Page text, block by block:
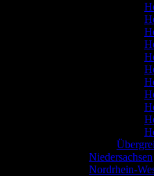
Niedersachsen
Nordrhein-